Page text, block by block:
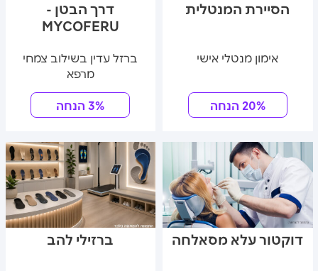
דרך הבטן -
MYCOFERU
ברזל עדין בשילוב צמחי
מרפא
3% הנחה
הסיירת המנטלית
אימון מנטלי אישי
20% הנחה
ברזילי להב דוקטור עלא מסאלחה